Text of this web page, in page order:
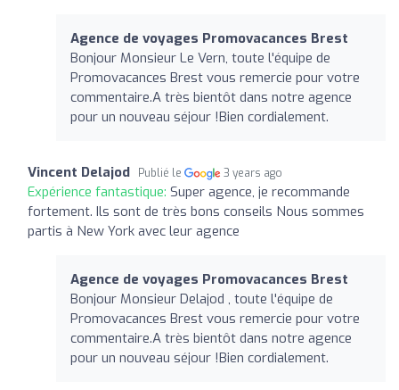
Agence de voyages Promovacances Brest
Bonjour Monsieur Le Vern, toute l'équipe de
Promovacances Brest vous remercie pour votre
commentaire.A très bientôt dans notre agence
pour un nouveau séjour !Bien cordialement.
Vincent Delajod Publié le 3 years ago
Expérience fantastique: Super agence, je recommande
fortement. Ils sont de très bons conseils Nous sommes
partis à New York avec leur agence
Agence de voyages Promovacances Brest
Bonjour Monsieur Delajod , toute l'équipe de
Promovacances Brest vous remercie pour votre
commentaire.A très bientôt dans notre agence
pour un nouveau séjour !Bien cordialement.